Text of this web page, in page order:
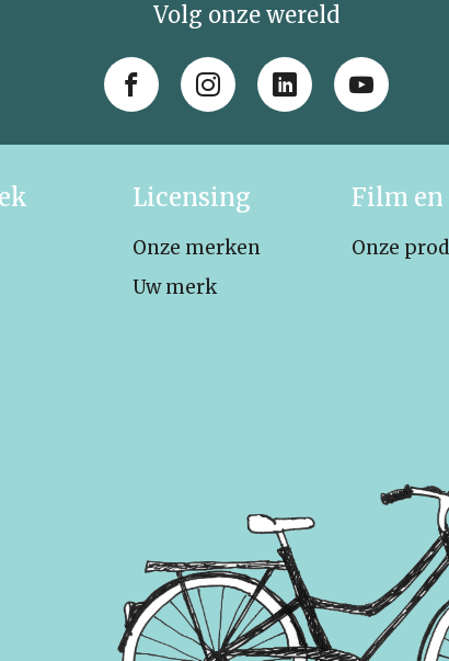
Volg onze wereld
Licensing
Onze merken
Uw merk
Film
Onze